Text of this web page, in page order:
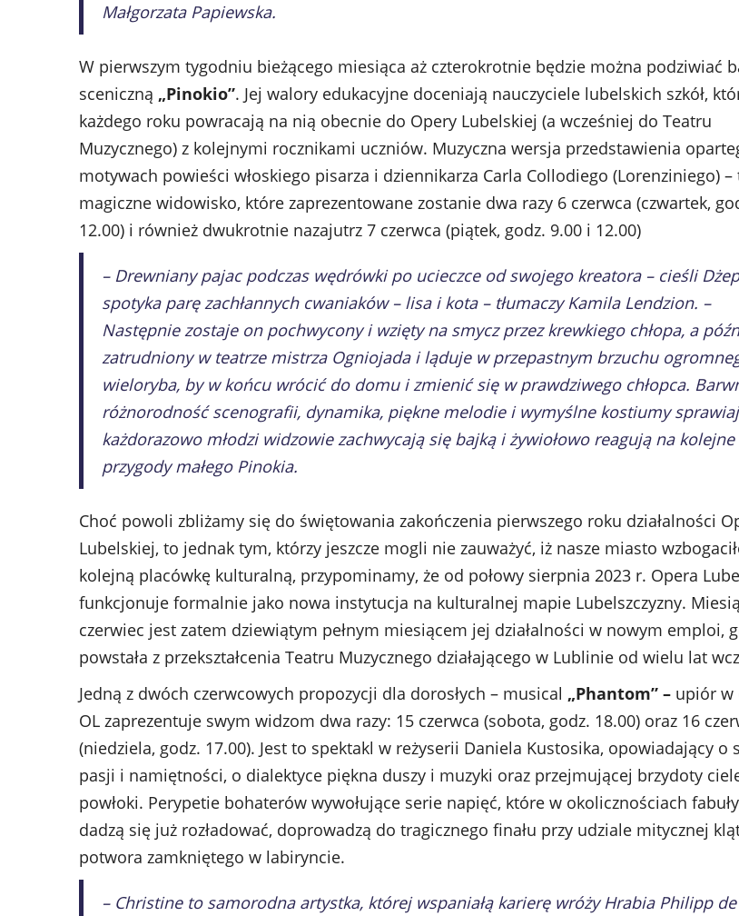
Małgorzata Papiewska.
W pierwszym tygodniu bieżącego miesiąca aż czterokrotnie będzie można podziwiać
sceniczną „Pinokio”. Jej walory edukacyjne doceniają nauczyciele lubelskich szkół,
każdego roku powracają na nią obecnie do Opery Lubelskiej (a wcześniej do Teatru
Muzycznego) z kolejnymi rocznikami uczniów. Muzyczna wersja przedstawienia
motywach powieści włoskiego pisarza i dziennikarza Carla Collodiego (Lorenziniego) –
magiczne widowisko, które zaprezentowane zostanie dwa razy 6 czerwca (czwartek,
12.00) i również dwukrotnie nazajutrz 7 czerwca (piątek, godz. 9.00 i 12.00)
– Drewniany pajac podczas wędrówki po ucieczce od swojego kreatora – cieśli
spotyka parę zachłannych cwaniaków – lisa i kota – tłumaczy Kamila Lendzion. –
Następnie zostaje on pochwycony i wzięty na smycz przez krewkiego chłopa, a
zatrudniony w teatrze mistrza Ogniojada i ląduje w przepastnym brzuchu
wieloryba, by w końcu wrócić do domu i zmienić się w prawdziwego chłopca.
różnorodność scenografii, dynamika, piękne melodie i wymyślne kostiumy
każdorazowo młodzi widzowie zachwycają się bajką i żywiołowo reagują na kolejne
przygody małego Pinokia.
Choć powoli zbliżamy się do świętowania zakończenia pierwszego roku działalności
Lubelskiej, to jednak tym, którzy jeszcze mogli nie zauważyć, iż nasze miasto
kolejną placówkę kulturalną, przypominamy, że od połowy sierpnia 2023 r. Opera
funkcjonuje formalnie jako nowa instytucja na kulturalnej mapie Lubelszczyzny.
czerwiec jest zatem dziewiątym pełnym miesiącem jej działalności w nowym emploi,
powstała z przekształcenia Teatru Muzycznego działającego w Lublinie od wielu lat
Jedną z dwóch czerwcowych propozycji dla dorosłych – musical „Phantom” – upiór w
OL zaprezentuje swym widzom dwa razy: 15 czerwca (sobota, godz. 18.00) oraz 16
(niedziela, godz. 17.00). Jest to spektakl w reżyserii Daniela Kustosika, opowiadający o
pasji i namiętności, o dialektyce piękna duszy i muzyki oraz przejmującej brzydoty
powłoki. Perypetie bohaterów wywołujące serie napięć, które w okolicznościach
dadzą się już rozładować, doprowadzą do tragicznego finału przy udziale mitycznej
potwora zamkniętego w labiryncie.
– Christine to samorodna artystka, której wspaniałą karierę wróży Hrabia Philipp de